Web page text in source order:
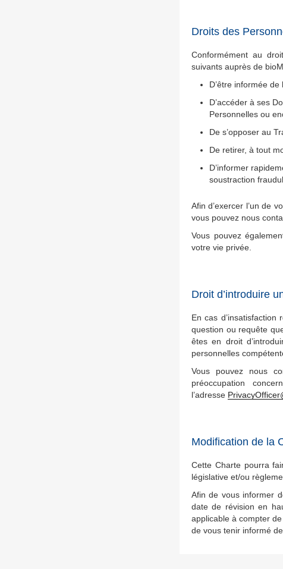
Droits des
Conformément au
suivants auprès de
D’être informée
D’accéder à ses
Personnelles ou
De s’opposer au
De retirer, à tout
D’informer
soustraction
Afin d’exercer l’un de
vous pouvez nous
Vous pouvez
votre vie privée.
Droit d’introduire
En cas
question ou requête
êtes en droit
personnelles
Vous pouvez nous
préoccupation
l’adresse
Modification de la
Cette Charte pourra
législative et/ou
Afin de vous informer
date de révision en
applicable à compter
de vous tenir informé